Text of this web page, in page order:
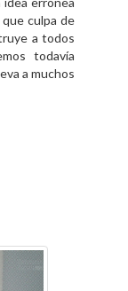
culpa de
a todos
todavía
a muchos